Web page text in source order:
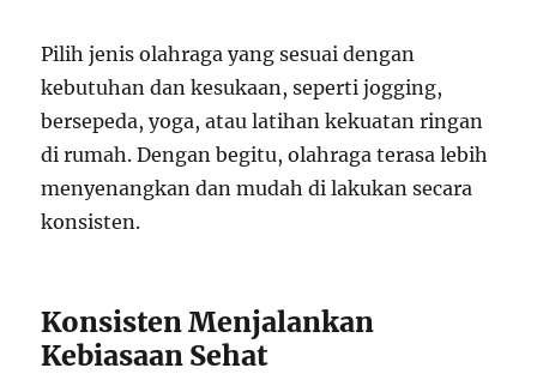
Pilih jenis olahraga yang sesuai dengan
kebutuhan dan kesukaan, seperti jogging,
bersepeda, yoga, atau latihan kekuatan ringan
di rumah. Dengan begitu, olahraga terasa lebih
menyenangkan dan mudah di lakukan secara
konsisten.
Konsisten Menjalankan
Kebiasaan Sehat